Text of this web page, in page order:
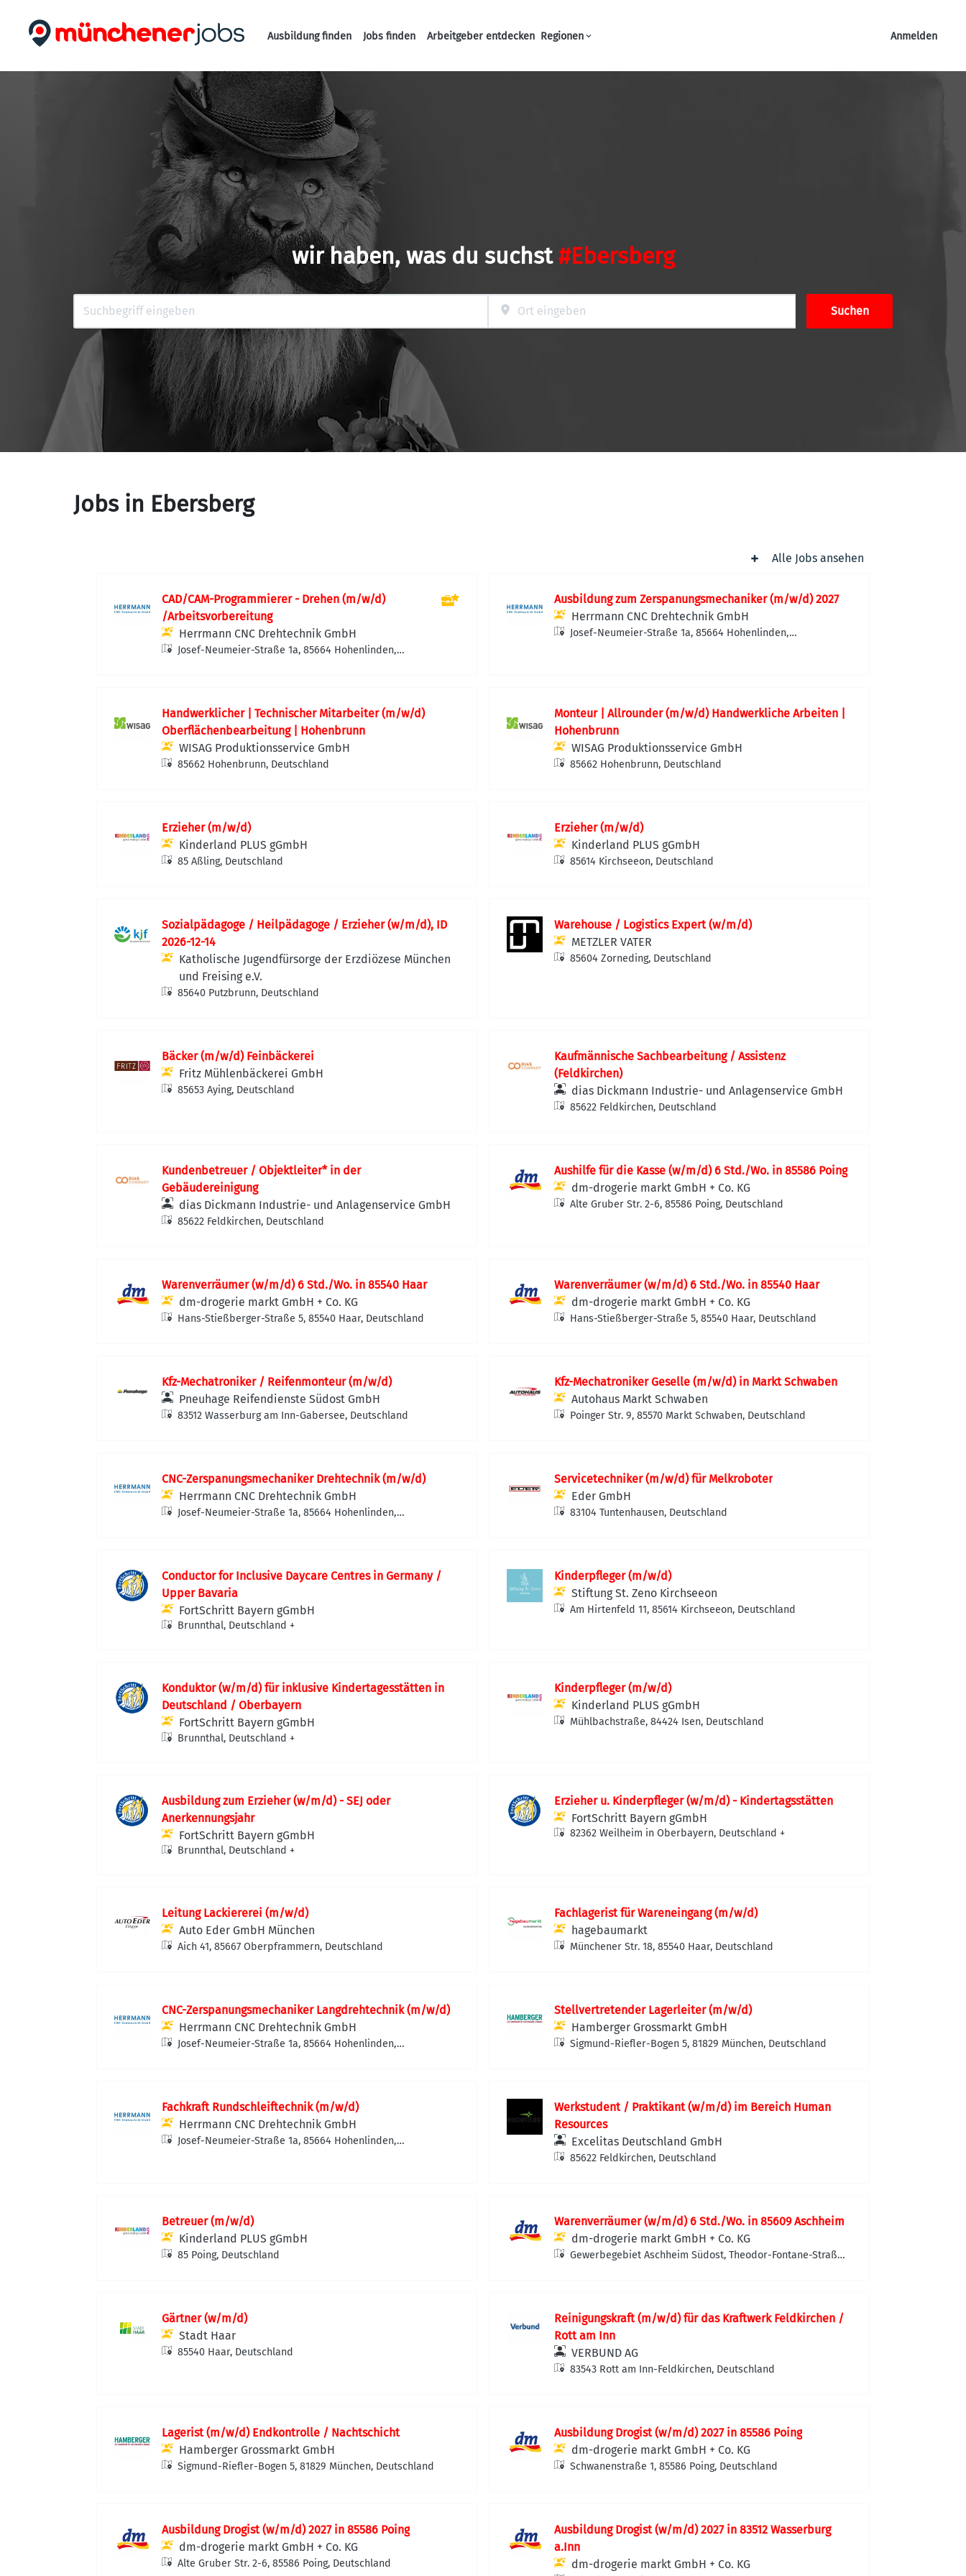
Haupt-Navigation
Ausbildung finden Jobs finden Arbeitgeber entdecken Regionen Anmelden
wir haben, was du suchst #Ebersberg
Suchen
Jobs in Ebersberg
Alle Jobs ansehen
CAD/CAM-Programmierer - Drehen (m/w/d)
/Arbeitsvorbereitung
Herrmann CNC Drehtechnik GmbH
Josef-Neumeier-Straße 1a, 85664 Hohenlinden,
Ausbildung zum Zerspanungsmechaniker (m/w/d) 2027
Herrmann CNC Drehtechnik GmbH
Josef-Neumeier-Straße 1a, 85664 Hohenlinden,
Handwerklicher | Technischer Mitarbeiter (m/w/d)
Oberflächenbearbeitung | Hohenbrunn
WISAG Produktionsservice GmbH
85662 Hohenbrunn, Deutschland
Monteur | Allrounder (m/w/d) Handwerkliche Arbeiten |
Hohenbrunn
WISAG Produktionsservice GmbH
85662 Hohenbrunn, Deutschland
Erzieher (m/w/d)
Kinderland PLUS gGmbH
85 Aßling, Deutschland
Erzieher (m/w/d)
Kinderland PLUS gGmbH
85614 Kirchseeon, Deutschland
Sozialpädagoge / Heilpädagoge / Erzieher (w/m/d), ID
2026-12-14
Katholische Jugendfürsorge der Erzdiözese München
und Freising e.V.
85640 Putzbrunn, Deutschland
Warehouse / Logistics Expert (w/m/d)
METZLER VATER
85604 Zorneding, Deutschland
Bäcker (m/w/d) Feinbäckerei
Fritz Mühlenbäckerei GmbH
85653 Aying, Deutschland
Kaufmännische Sachbearbeitung / Assistenz
(Feldkirchen)
dias Dickmann Industrie- und Anlagenservice GmbH
85622 Feldkirchen, Deutschland
Kundenbetreuer / Objektleiter* in der
Gebäudereinigung
dias Dickmann Industrie- und Anlagenservice GmbH
85622 Feldkirchen, Deutschland
Aushilfe für die Kasse (w/m/d) 6 Std./Wo. in 85586 Poing
dm-drogerie markt GmbH + Co. KG
Alte Gruber Str. 2-6, 85586 Poing, Deutschland
Warenverräumer (w/m/d) 6 Std./Wo. in 85540 Haar
dm-drogerie markt GmbH + Co. KG
Hans-Stießberger-Straße 5, 85540 Haar, Deutschland
Warenverräumer (w/m/d) 6 Std./Wo. in 85540 Haar
dm-drogerie markt GmbH + Co. KG
Hans-Stießberger-Straße 5, 85540 Haar, Deutschland
Kfz-Mechatroniker / Reifenmonteur (m/w/d)
Pneuhage Reifendienste Südost GmbH
83512 Wasserburg am Inn-Gabersee, Deutschland
Kfz-Mechatroniker Geselle (m/w/d) in Markt Schwaben
Autohaus Markt Schwaben
Poinger Str. 9, 85570 Markt Schwaben, Deutschland
CNC-Zerspanungsmechaniker Drehtechnik (m/w/d)
Herrmann CNC Drehtechnik GmbH
Josef-Neumeier-Straße 1a, 85664 Hohenlinden,
Servicetechniker (m/w/d) für Melkroboter
Eder GmbH
83104 Tuntenhausen, Deutschland
Conductor for Inclusive Daycare Centres in Germany /
Upper Bavaria
FortSchritt Bayern gGmbH
Brunnthal, Deutschland +
Kinderpfleger (m/w/d)
Stiftung St. Zeno Kirchseeon
Am Hirtenfeld 11, 85614 Kirchseeon, Deutschland
Konduktor (w/m/d) für inklusive Kindertagesstätten in
Deutschland / Oberbayern
FortSchritt Bayern gGmbH
Brunnthal, Deutschland +
Kinderpfleger (m/w/d)
Kinderland PLUS gGmbH
Mühlbachstraße, 84424 Isen, Deutschland
Ausbildung zum Erzieher (w/m/d) - SEJ oder
Anerkennungsjahr
FortSchritt Bayern gGmbH
Brunnthal, Deutschland +
Erzieher u. Kinderpfleger (w/m/d) - Kindertagsstätten
FortSchritt Bayern gGmbH
82362 Weilheim in Oberbayern, Deutschland +
Leitung Lackiererei (m/w/d)
Auto Eder GmbH München
Aich 41, 85667 Oberpframmern, Deutschland
Fachlagerist für Wareneingang (m/w/d)
hagebaumarkt
Münchener Str. 18, 85540 Haar, Deutschland
CNC-Zerspanungsmechaniker Langdrehtechnik (m/w/d)
Herrmann CNC Drehtechnik GmbH
Josef-Neumeier-Straße 1a, 85664 Hohenlinden,
Stellvertretender Lagerleiter (m/w/d)
Hamberger Grossmarkt GmbH
Sigmund-Riefler-Bogen 5, 81829 München, Deutschland
Fachkraft Rundschleiftechnik (m/w/d)
Herrmann CNC Drehtechnik GmbH
Josef-Neumeier-Straße 1a, 85664 Hohenlinden,
Werkstudent / Praktikant (w/m/d) im Bereich Human
Resources
Excelitas Deutschland GmbH
85622 Feldkirchen, Deutschland
Betreuer (m/w/d)
Kinderland PLUS gGmbH
85 Poing, Deutschland
Warenverräumer (w/m/d) 6 Std./Wo. in 85609 Aschheim
dm-drogerie markt GmbH + Co. KG
Gewerbegebiet Aschheim Südost, Theodor-Fontane-Straße
Gärtner (w/m/d)
Stadt Haar
85540 Haar, Deutschland
Reinigungskraft (m/w/d) für das Kraftwerk Feldkirchen /
Rott am Inn
VERBUND AG
83543 Rott am Inn-Feldkirchen, Deutschland
Lagerist (m/w/d) Endkontrolle / Nachtschicht
Hamberger Grossmarkt GmbH
Sigmund-Riefler-Bogen 5, 81829 München, Deutschland
Ausbildung Drogist (w/m/d) 2027 in 85586 Poing
dm-drogerie markt GmbH + Co. KG
Schwanenstraße 1, 85586 Poing, Deutschland
Ausbildung Drogist (w/m/d) 2027 in 85586 Poing
dm-drogerie markt GmbH + Co. KG
Alte Gruber Str. 2-6, 85586 Poing, Deutschland
Ausbildung Drogist (w/m/d) 2027 in 83512 Wasserburg
a.Inn
dm-drogerie markt GmbH + Co. KG